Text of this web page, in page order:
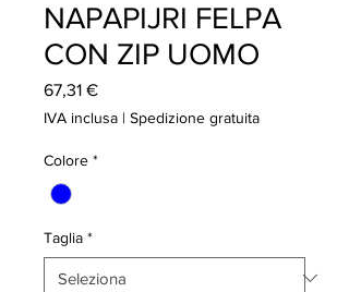
NAPAPIJRI FELPA
CON ZIP UOMO
67,31 €Prezzo
IVA inclusa | Spedizione gratuita
Colore *
Taglia *